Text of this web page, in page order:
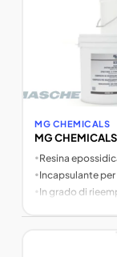
MG CHEMICALS
MG
•Resina
•Incapsulante per
• In grado di